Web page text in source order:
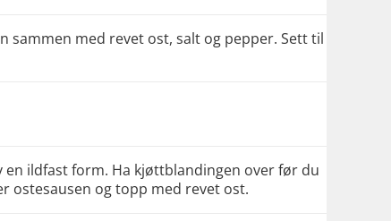
sammen med revet ost, salt og pepper. Sett til
en ildfast form. Ha kjøttblandingen over før du
ostesausen og topp med revet ost.